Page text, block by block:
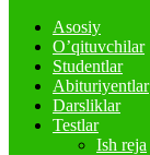
Asosiy
O’qituvchilar
Studentlar
Abituriyentlar
Darsliklar
Testlar
Ish reja